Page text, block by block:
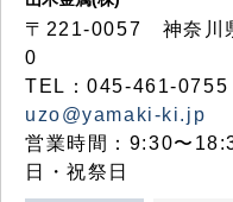
〒221-0057 神奈川
0
TEL：045-461-
uzo@yamaki-ki.jp
営業時間：9:30〜
日・祝祭日